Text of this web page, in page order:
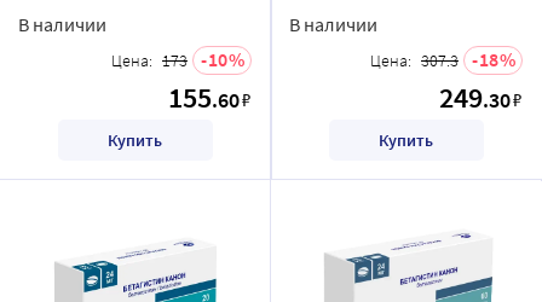
В наличии
Цена: 173 10
155.60₽
Купить
В наличии
Цена: 307.3 18
249.30₽
Купить